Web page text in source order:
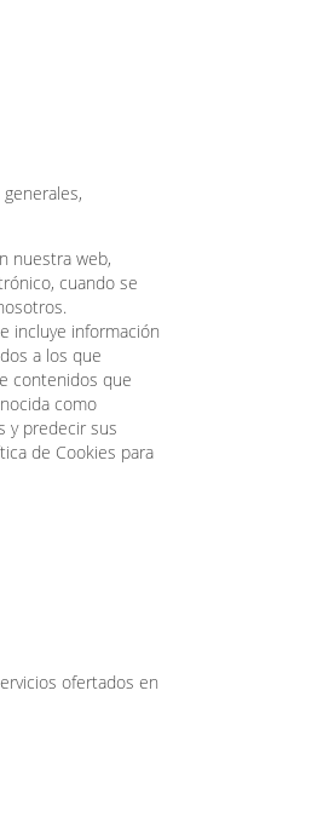
nuestra web,
cuando se
incluye información
a los que
contenidos que
como
y predecir sus
de Cookies para
ofertados en